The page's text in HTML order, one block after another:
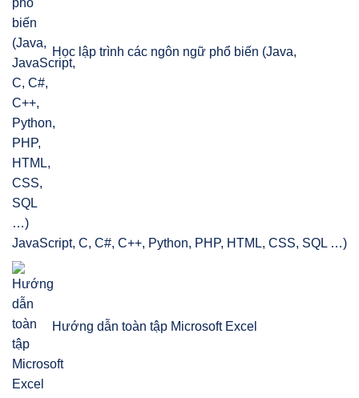
Học lập trình các ngôn ngữ phổ biến (Java,
JavaScript, C, C#, C++, Python, PHP, HTML, CSS, SQL …)
Hướng dẫn toàn tập Microsoft Excel